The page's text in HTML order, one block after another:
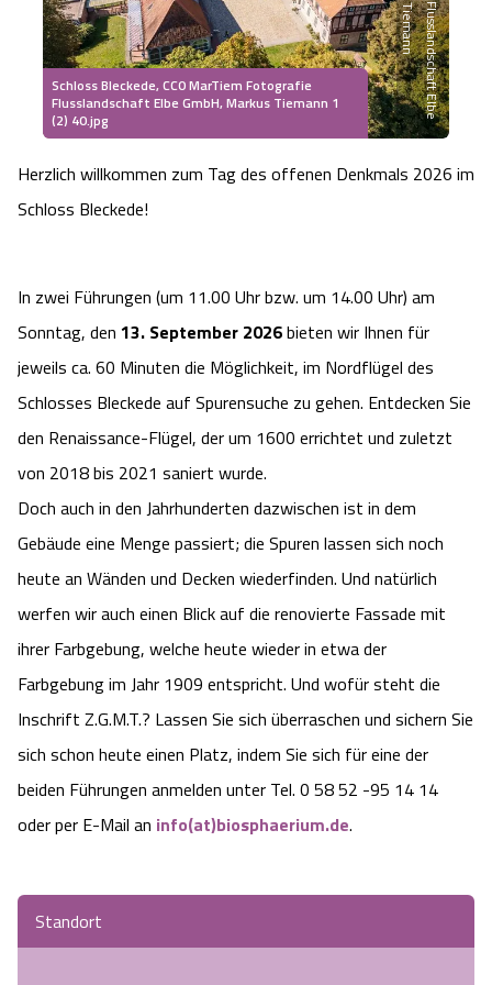
Heideflächen
Freizeitparks
Vital Urlaub
Ferienwohnungen
Ferienhäuser
Camping
Urlaub auf dem Bauernhof
Urlaub mit Hund
Anreise
Kataloge
Videos
Shop
Naturpark Südheide
Naturerlebnis im Frühling
Naturerlebnis im Sommer
Ausflugsziele
Wandern
Reiten
Kutschen
Regionale Küche
Tiere
HeideSpezialitäten
Unterkünfte
Naturhotels
Quad Bahn Bispingen
Kletterparks
Adventure Schnucken Golf
Serengeti Park
Weltvogelpark Walsrode
Wildpark Schwarze Berge
Otter Zentrum
Wildpark Müden
Ralf Schumacher Kart & Bowl
Das verrückte Haus
Thermen
Vegan, Fasten & Co.
Wellness-Unterkünfte
Hotels mit Schwimmbad
THERMEplus® Unterkünfte
Die Hansestadt Lüneburg
Sehenswürdigkeiten Lüneburg
Veranstaltungen & Führungen Lüneburg
Die Residenzstadt Celle
Sehenswürdigkeiten Celle
Shopping Celle
Unterkünfte Celle
Veranstaltungen & Führungen Celle
Hoher Kontrast Modus:
Schriftgröße: A A A
Schloss Bleckede, CC0 MarTiem Fotografie
Flusslandschaft Elbe GmbH, Markus Tiemann 1
(2) 40.jpg
Herzlich willkommen zum Tag des offenen Denkmals 2026 im
Schloss Bleckede!
In zwei Führungen (um 11.00 Uhr bzw. um 14.00 Uhr) am
Sonntag, den 13. September 2026bieten wir Ihnen für
jeweils ca. 60 Minuten die Möglichkeit, im Nordflügel des
Schlosses Bleckede auf Spurensuche zu gehen. Entdecken Sie
den Renaissance-Flügel, der um 1600 errichtet und zuletzt
von 2018 bis 2021 saniert wurde.
Doch auch in den Jahrhunderten dazwischen ist in dem
Gebäude eine Menge passiert; die Spuren lassen sich noch
heute an Wänden und Decken wiederfinden. Und natürlich
werfen wir auch einen Blick auf die renovierte Fassade mit
ihrer Farbgebung, welche heute wieder in etwa der
Farbgebung im Jahr 1909 entspricht. Und wofür steht die
Inschrift Z.G.M.T.? Lassen Sie sich überraschen und sichern Sie
sich schon heute einen Platz, indem Sie sich für eine der
beiden Führungen anmelden unter Tel. 0 58 52 -95 14 14
oder per E-Mail an info(at)biosphaerium.de.
Standort